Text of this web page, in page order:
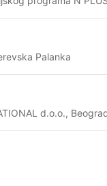
Palanka
d.o.o.,